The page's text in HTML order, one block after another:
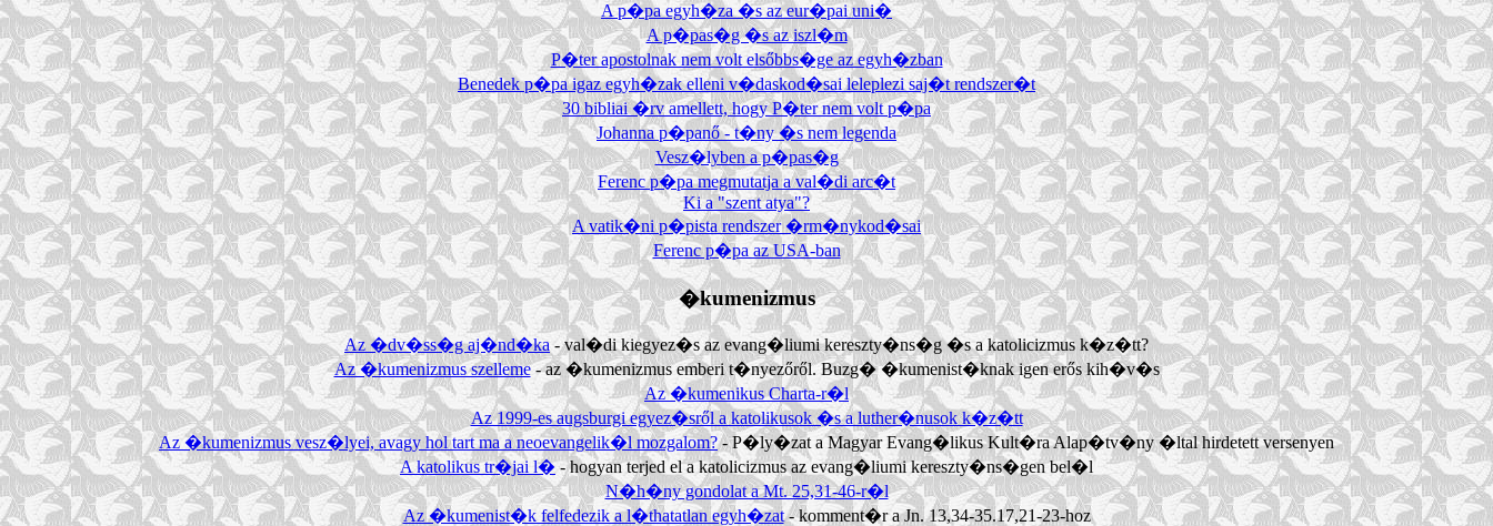
A p�pa egyh�za �s az eur�pai uni�
A p�pas�g �s az iszl�m
P�ter apostolnak nem volt elsőbbs�ge az egyh�zban
Benedek p�pa igaz egyh�zak elleni v�daskod�sai leleplezi saj�t rendszer�t
30 bibliai �rv amellett, hogy P�ter nem volt p�pa
Johanna p�panő - t�ny �s nem legenda
Vesz�lyben a p�pas�g
Ferenc p�pa megmutatja a val�di arc�t
Ki a "szent atya"?
A vatik�ni p�pista rendszer �rm�nykod�sai
Ferenc p�pa az USA-ban
�kumenizmus
Az �dv�ss�g aj�nd�ka - val�di kiegyez�s az evang�liumi kereszty�ns�g �s a katolicizmus k�z�tt?
Az �kumenizmus szelleme- az �kumenizmus emberi t�nyezőről. Buzg� �kumenist�knak igen erős kih�v�s
Az �kumenikus Charta-r�l
Az 1999-es augsburgi egyez�sről a katolikusok �s a luther�nusok k�z�tt
Az �kumenizmus vesz�lyei, avagy hol tart ma a neoevangelik�l mozgalom?- P�ly�zat a Magyar Evang�likus Kult�ra Alap�tv�ny �ltal hirdetett versenyen
A katolikus tr�jai l�- hogyan terjed el a katolicizmus az evang�liumi kereszty�ns�gen bel�l
N�h�ny gondolat a Mt. 25,31-46-r�l
Az �kumenist�k felfedezik a l�thatatlan egyh�zat- komment�r a Jn. 13,34-35.17,21-23-hoz